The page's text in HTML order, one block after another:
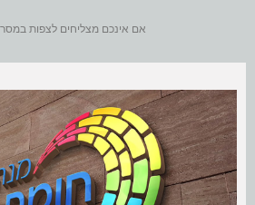
אם אינכם מצליחים לצפות במסר